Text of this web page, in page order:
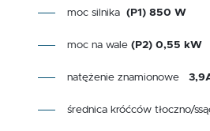
moc silnika (P1) 850 W
moc na wale (P2) 0,55 kW
natężenie znamionowe
średnica króćców tłoczno/